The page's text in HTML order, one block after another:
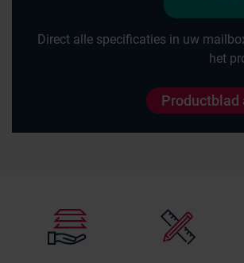
Direct alle specificaties in uw
het
Productblad